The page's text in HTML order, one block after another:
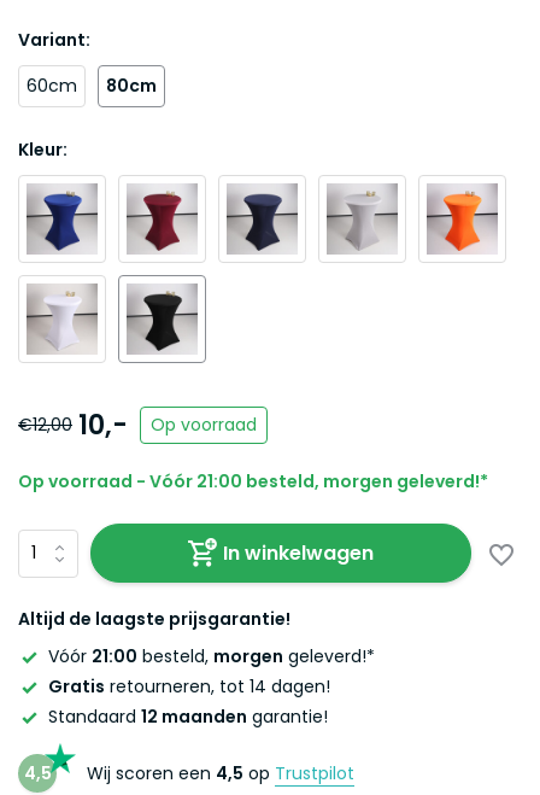
Variant:
60cm
80cm
Kleur:
€12,00 10,- Op voorraad
Op voorraad - Vóór 21:00 besteld, morgen geleverd!*
In winkelwagen
Altijd de laagste prijsgarantie!
Vóór 21:00 besteld, morgen geleverd!*
Gratis retourneren, tot 14 dagen!
Standaard 12 maanden garantie!
4,5 Wij scoren een 4,5 op Trustpilot